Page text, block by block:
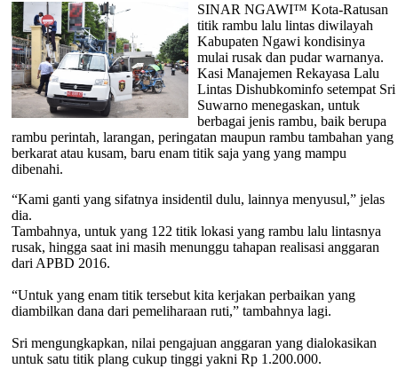
SINAR NGAWI™ Kota-Ratusan
titik rambu lalu lintas diwilayah
Kabupaten Ngawi kondisinya
mulai rusak dan pudar warnanya.
Kasi Manajemen Rekayasa Lalu
Lintas Dishubkominfo setempat Sri
Suwarno menegaskan, untuk
berbagai jenis rambu, baik berupa
rambu perintah, larangan, peringatan maupun rambu tambahan yang
berkarat atau kusam, baru enam titik saja yang yang mampu
dibenahi.
“Kami ganti yang sifatnya insidentil dulu, lainnya menyusul,” jelas
dia.
Tambahnya, untuk yang 122 titik lokasi yang rambu lalu lintasnya
rusak, hingga saat ini masih menunggu tahapan realisasi anggaran
dari APBD 2016.
“Untuk yang enam titik tersebut kita kerjakan perbaikan yang
diambilkan dana dari pemeliharaan ruti,” tambahnya lagi.
Sri mengungkapkan, nilai pengajuan anggaran yang dialokasikan
untuk satu titik plang cukup tinggi yakni Rp 1.200.000.